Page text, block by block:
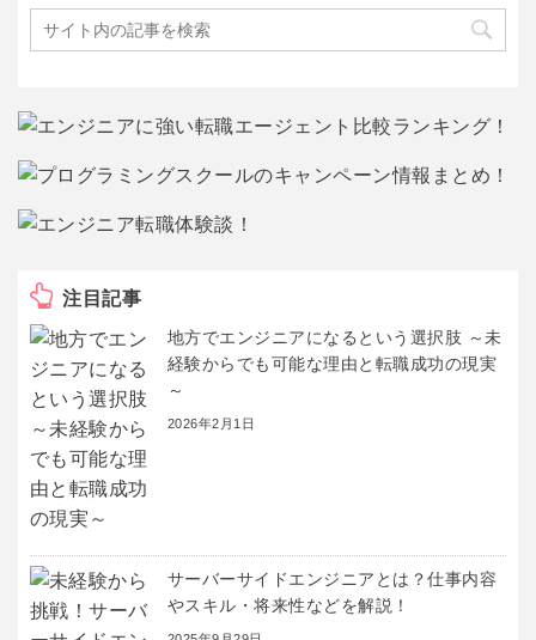
注目記事
地方でエンジニアになるという選択肢 ～未
経験からでも可能な理由と転職成功の現実
～
2026年2月1日
サーバーサイドエンジニアとは？仕事内容
やスキル・将来性などを解説！